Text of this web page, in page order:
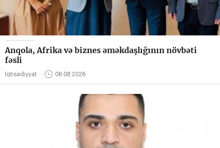
Anqola, Afrika və biznes əməkdaşlığının növbəti
fəsli
İqtisadiyyat 06.08.2026